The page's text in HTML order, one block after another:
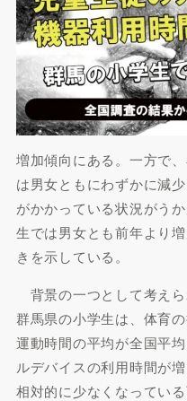
増加傾向にある。一方で
は男女ともにわずかに減
がかかっている状況がう
生では男女とも前年より
きを示している。
背景の一つとして考えら
群馬県の小学生は、体育
運動時間の平均が全国平
ルデバイスの利用時間が
相対的に少なくなってい